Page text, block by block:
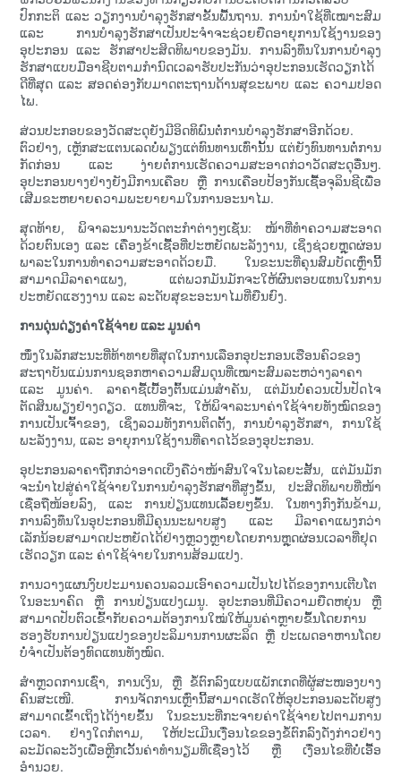
ປົກກະຕິ ແລະ ວຽກງານບຳລຸງຮັກສາຂັ້ນພື້ນຖານ. ການນຳໃຊ້ທີ່ເໝາະສົມ
ແລະ ການບຳລຸງຮັກສາເປັນປະຈຳຈະຊ່ວຍຍືດອາຍຸການໃຊ້ງານຂອງ
ອຸປະກອນ ແລະ ຮັກສາປະສິດທິພາບຂອງມັນ. ການລົງທຶນໃນການບຳລຸງ
ຮັກສາແບບມືອາຊີບຕາມກຳນົດເວລາຮັບປະກັນວ່າອຸປະກອນເຮັດວຽກໄດ້
ດີທີ່ສຸດ ແລະ ສອດຄ່ອງກັບມາດຕະຖານດ້ານສຸຂະພາບ ແລະ ຄວາມປອດ
ໄພ.
ສ່ວນປະກອບຂອງວັດສະດຸຍັງມີອິດທິພົນຕໍ່ການບຳລຸງຮັກສາອີກດ້ວຍ.
ຕົວຢ່າງ, ເຫຼັກສະແຕນເລດບໍ່ພຽງແຕ່ທົນທານເທົ່ານັ້ນ ແຕ່ຍັງທົນທານຕໍ່ການ
ກັດກ່ອນ ແລະ ງ່າຍຕໍ່ການເຮັດຄວາມສະອາດກ່ວາວັດສະດຸອື່ນໆ.
ອຸປະກອນບາງຢ່າງຍັງມີການເຄືອບ ຫຼື ການເຄືອບປ້ອງກັນເຊື້ອຈຸລິນຊີເພື່ອ
ເສີມຂະຫຍາຍຄວາມພະຍາຍາມໃນການອະນາໄມ.
ສຸດທ້າຍ, ພິຈາລະນານະວັດຕະກໍາຕ່າງໆເຊັ່ນ: ໜ້າທີ່ທໍາຄວາມສະອາດ
ດ້ວຍຕົນເອງ ແລະ ເຄື່ອງຂ້າເຊື້ອທີ່ປະຫຍັດພະລັງງານ, ເຊິ່ງຊ່ວຍຫຼຸດຜ່ອນ
ພາລະໃນການທໍາຄວາມສະອາດດ້ວຍມື. ໃນຂະນະທີ່ຄຸນສົມບັດເຫຼົ່ານີ້
ສາມາດມີລາຄາແພງ, ແຕ່ພວກມັນມັກຈະໃຫ້ຜົນຕອບແທນໃນການ
ປະຫຍັດແຮງງານ ແລະ ລະດັບສຸຂະອະນາໄມທີ່ຍືນຍົງ.
ການດຸ່ນດ່ຽງຄ່າໃຊ້ຈ່າຍ ແລະ ມູນຄ່າ
ໜຶ່ງໃນລັກສະນະທີ່ທ້າທາຍທີ່ສຸດໃນການເລືອກອຸປະກອນເຮືອນຄົວຂອງ
ສະຖາບັນແມ່ນການຊອກຫາຄວາມສົມດຸນທີ່ເໝາະສົມລະຫວ່າງລາຄາ
ແລະ ມູນຄ່າ. ລາຄາຊື້ເບື້ອງຕົ້ນແມ່ນສຳຄັນ, ແຕ່ມັນບໍ່ຄວນເປັນປັດໄຈ
ຕັດສິນພຽງຢ່າງດຽວ. ແທນທີ່ຈະ, ໃຫ້ພິຈາລະນາຄ່າໃຊ້ຈ່າຍທັງໝົດຂອງ
ການເປັນເຈົ້າຂອງ, ເຊິ່ງລວມທັງການຕິດຕັ້ງ, ການບຳລຸງຮັກສາ, ການໃຊ້
ພະລັງງານ, ແລະ ອາຍຸການໃຊ້ງານທີ່ຄາດໄວ້ຂອງອຸປະກອນ.
ອຸປະກອນລາຄາຖືກກວ່າອາດເບິ່ງຄືວ່າໜ້າສົນໃຈໃນໄລຍະສັ້ນ, ແຕ່ມັນມັກ
ຈະນໍາໄປສູ່ຄ່າໃຊ້ຈ່າຍໃນການບໍາລຸງຮັກສາທີ່ສູງຂຶ້ນ, ປະສິດທິພາບທີ່ໜ້າ
ເຊື່ອຖືໜ້ອຍລົງ, ແລະ ການປ່ຽນແທນເລື້ອຍໆຂຶ້ນ. ໃນທາງກົງກັນຂ້າມ,
ການລົງທຶນໃນອຸປະກອນທີ່ມີຄຸນນະພາບສູງ ແລະ ມີລາຄາແພງກວ່າ
ເລັກນ້ອຍສາມາດປະຫຍັດໄດ້ຢ່າງຫຼວງຫຼາຍໂດຍການຫຼຸດຜ່ອນເວລາທີ່ຢຸດ
ເຮັດວຽກ ແລະ ຄ່າໃຊ້ຈ່າຍໃນການສ້ອມແປງ.
ການວາງແຜນງົບປະມານຄວນລວມເອົາຄວາມເປັນໄປໄດ້ຂອງການເຕີບໂຕ
ໃນອະນາຄົດ ຫຼື ການປ່ຽນແປງເມນູ. ອຸປະກອນທີ່ມີຄວາມຍືດຫຍຸ່ນ ຫຼື
ສາມາດປັບຕົວເຂົ້າກັບຄວາມຕ້ອງການໃໝ່ໃຫ້ມູນຄ່າຫຼາຍຂຶ້ນໂດຍການ
ຮອງຮັບການປ່ຽນແປງຂອງປະລິມານການຜະລິດ ຫຼື ປະເພດອາຫານໂດຍ
ບໍ່ຈຳເປັນຕ້ອງທົດແທນທັງໝົດ.
ສຳຫຼວດການເຊົ່າ, ການເງິນ, ຫຼື ຂໍ້ຕົກລົງແບບແພັກເກດທີ່ຜູ້ສະໜອງບາງ
ຄົນສະເໜີ. ການຈັດການເຫຼົ່ານີ້ສາມາດເຮັດໃຫ້ອຸປະກອນລະດັບສູງ
ສາມາດເຂົ້າເຖິງໄດ້ງ່າຍຂຶ້ນ ໃນຂະນະທີ່ກະຈາຍຄ່າໃຊ້ຈ່າຍໄປຕາມການ
ເວລາ. ຢ່າງໃດກໍຕາມ, ໃຫ້ປະເມີນເງື່ອນໄຂຂອງຂໍ້ຕົກລົງດັ່ງກ່າວຢ່າງ
ລະມັດລະວັງເພື່ອຫຼີກເວັ້ນຄ່າທຳນຽມທີ່ເຊື່ອງໄວ້ ຫຼື ເງື່ອນໄຂທີ່ບໍ່ເອື້ອ
ອຳນວຍ.